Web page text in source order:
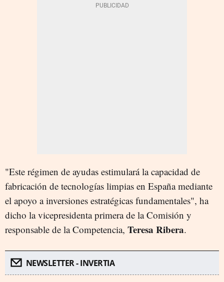
"Este régimen de ayudas estimulará la capacidad de
fabricación de tecnologías limpias en España mediante
el apoyo a inversiones estratégicas fundamentales", ha
dicho la vicepresidenta primera de la Comisión y
responsable de la Competencia, Teresa Ribera.
NEWSLETTER - INVERTIA